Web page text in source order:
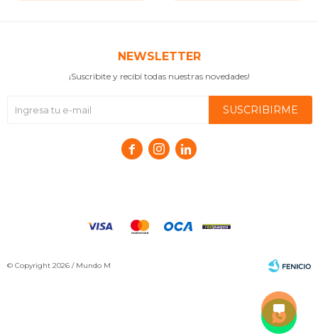
NEWSLETTER
¡Suscribite y recibí todas nuestras novedades!
SUSCRIBIRME
  
© Copyright 2026 / Mundo M